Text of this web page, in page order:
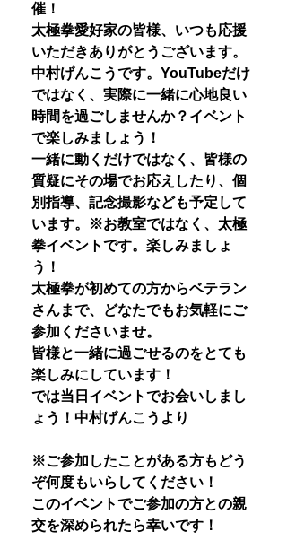
催！
太極拳愛好家の皆様、いつも応援
いただきありがとうございます。
中村げんこうです。YouTubeだけ
ではなく、実際に一緒に心地良い
時間を過ごしませんか？イベント
で楽しみましょう！
一緒に動くだけではなく、皆様の
質疑にその場でお応えしたり、個
別指導、記念撮影なども予定して
います。※お教室ではなく、太極
拳イベントです。楽しみましょ
う！
太極拳が初めての方からベテラン
さんまで、どなたでもお気軽にご
参加くださいませ。
皆様と一緒に過ごせるのをとても
楽しみにしています！
では当日イベントでお会いしまし
ょう！中村げんこうより
※ご参加したことがある方もどう
ぞ何度もいらしてください！
このイベントでご参加の方との親
交を深められたら幸いです！